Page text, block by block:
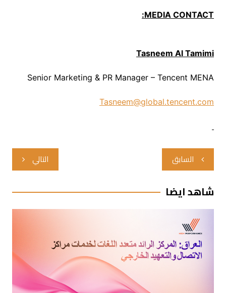
MEDIA CONTACT:
Tasneem Al Tamimi
Senior Marketing & PR Manager – Tencent MENA
Tasneem@global.tencent.com
تصفّح
المقالات
السابق التالي
شاهد ايضا